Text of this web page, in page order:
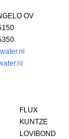
OV
FLUX
KUNTZE
LOVIBOND